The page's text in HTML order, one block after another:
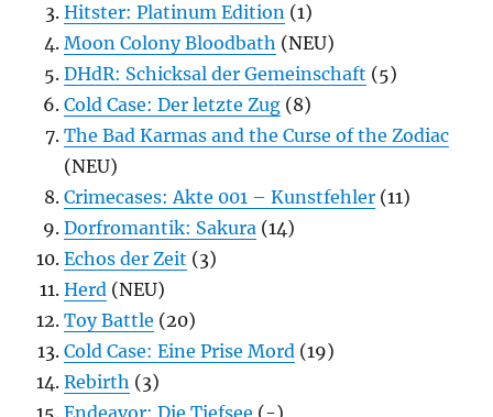
Hitster: Platinum Edition (1)
Moon Colony Bloodbath (NEU)
DHdR: Schicksal der Gemeinschaft (5)
Cold Case: Der letzte Zug (8)
The Bad Karmas and the Curse of the Zodiac
(NEU)
Crimecases: Akte 001 – Kunstfehler (11)
Dorfromantik: Sakura (14)
Echos der Zeit (3)
Herd (NEU)
Toy Battle (20)
Cold Case: Eine Prise Mord (19)
Rebirth (3)